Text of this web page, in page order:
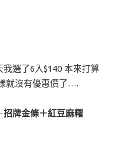
選了6入$140 本來打算
就沒有優惠價了….
招牌金條＋紅豆麻糬